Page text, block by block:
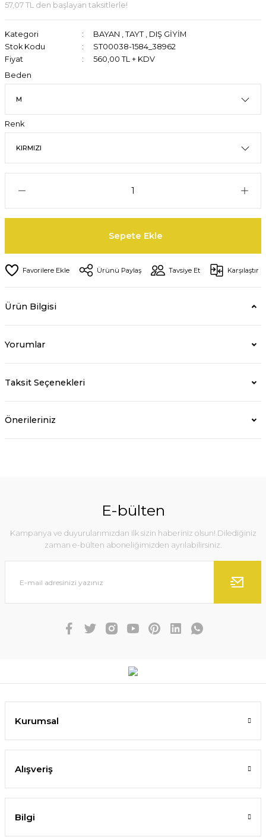
57,07 TL den başlayan taksitlerle!
Kategori BAYAN , TAYT , DIŞ GİYİM
Stok Kodu
ST00038-1584_38962
Fiyat
560,00 TL + KDV
Beden
Renk
Sepete Ekle
Ürünü Paylaş Tavsiye Et Karşılaştır
Ürün Bilgisi
Yorumlar
Taksit Seçenekleri
Önerileriniz
E-bülten
Kampanya ve duyurularımızdan ilk sizin haberiniz olsun! Dilediğiniz
zaman e-bülten aboneliğimizden ayrılabilirsiniz.
Kurumsal
Alışveriş
Bilgi